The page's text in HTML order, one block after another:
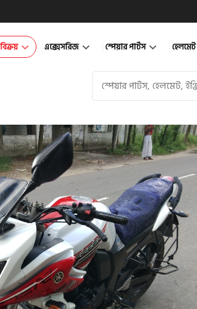
এক্সেসরিজ স্পেয়ার পার্টস হেলমেট